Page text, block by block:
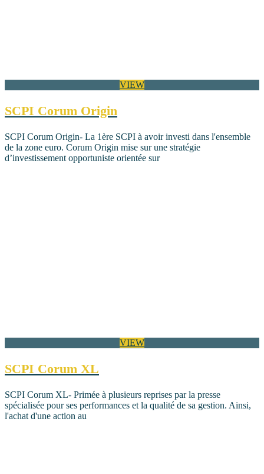
VIEW
SCPI Corum Origin
SCPI Corum Origin- La 1ère SCPI à avoir investi dans l'ensemble
de la zone euro. Corum Origin mise sur une stratégie
d’investissement opportuniste orientée sur
VIEW
SCPI Corum XL
SCPI Corum XL- Primée à plusieurs reprises par la presse
spécialisée pour ses performances et la qualité de sa gestion. Ainsi,
l'achat d'une action au